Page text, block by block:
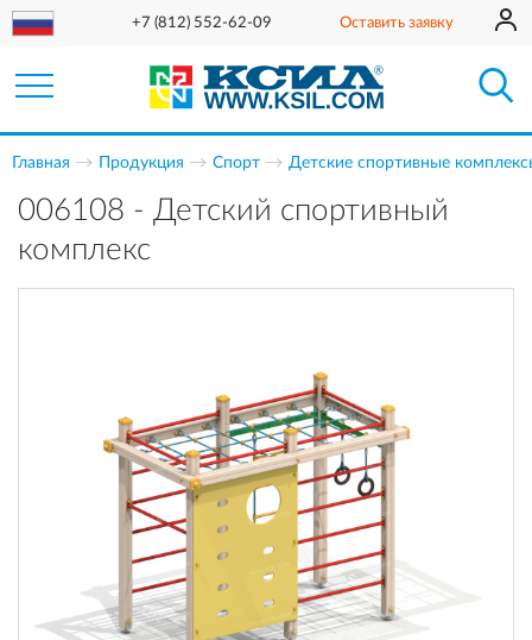
+7 (812) 552-62-09 Оставить заявку
Главная Продукция Спорт Детские спортивные
006108 - Детский спортивный
комплекс